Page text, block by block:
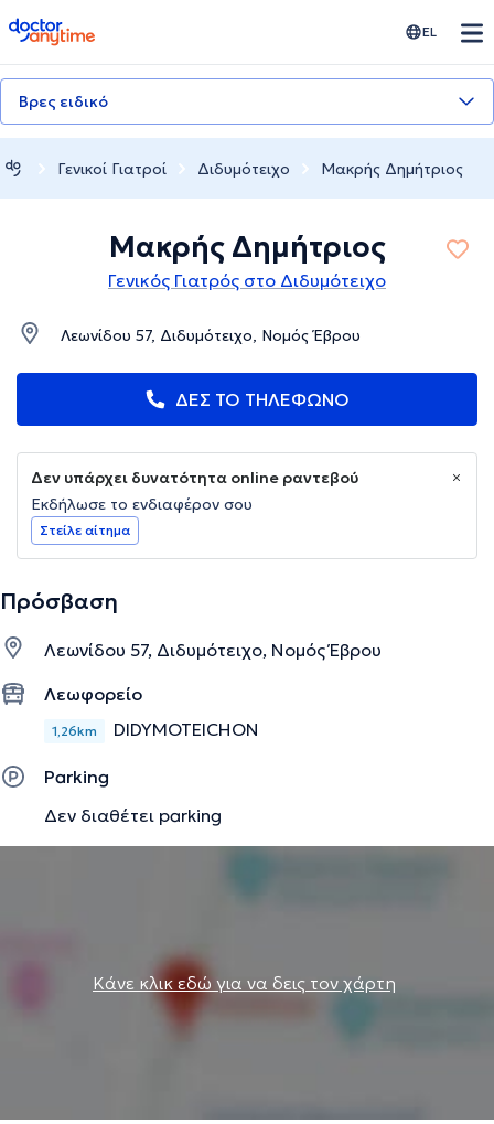
doctoranytime EL
Βρες ειδικό
Γενικοί Γιατροί Διδυμότειχο Μακρής Δημήτριος
Μακρής Δημήτριος
Γενικός Γιατρός στο Διδυμότειχο
Λεωνίδου 57, Διδυμότειχο, Νομός Έβρου
ΔΕΣ ΤΟ ΤΗΛΕΦΩΝΟ
Δεν υπάρχει δυνατότητα online ραντεβού
Εκδήλωσε το ενδιαφέρον σου
Στείλε αίτημα
Πρόσβαση
Λεωνίδου 57, Διδυμότειχο, Νομός Έβρου
Λεωφορείο
1,26km DIDYMOTEICHON
Parking
Δεν διαθέτει parking
Κάνε κλικ εδώ για να δεις τον χάρτη